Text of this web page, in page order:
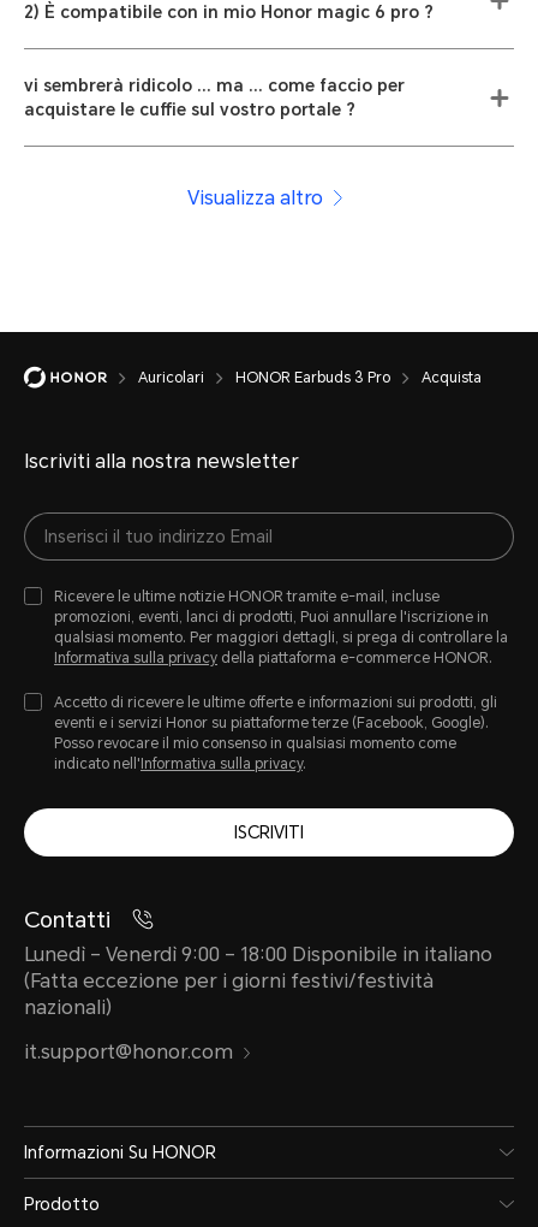
2) È compatibile con in mio Honor magic 6 pro ?
vi sembrerà ridicolo ... ma ... come faccio per
acquistare le cuffie sul vostro portale ?
Visualizza altro
Auricolari HONOR Earbuds 3 Pro Acquista
Iscriviti alla nostra newsletter
Ricevere le ultime notizie HONOR tramite e-mail, incluse
promozioni, eventi, lanci di prodotti, Puoi annullare l'iscrizione in
qualsiasi momento. Per maggiori dettagli, si prega di controllare la
Informativa sulla privacy della piattaforma e-commerce HONOR.
Accetto di ricevere le ultime offerte e informazioni sui prodotti, gli
eventi e i servizi Honor su piattaforme terze (Facebook, Google).
Posso revocare il mio consenso in qualsiasi momento come
indicato nell' Informativa sulla privacy.
ISCRIVITI
Contatti
Lunedì – Venerdì 9:00 – 18:00 Disponibile in italiano
(Fatta eccezione per i giorni festivi/festività
nazionali)
it.support@honor.com
Informazioni Su HONOR
Prodotto